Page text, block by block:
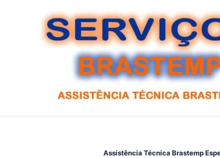
Assistência Técnica Brastemp